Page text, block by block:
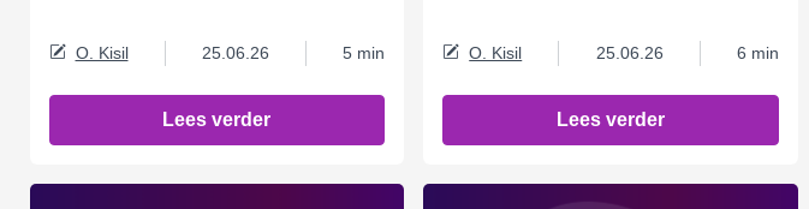
O. Kisil 25.06.26 5 min
Lees verder
O. Kisil 25.06.26 6 min
Lees verder